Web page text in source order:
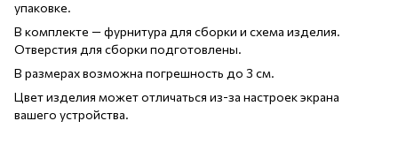
упаковке.
В комплекте — фурнитура для сборки и схема изделия.
Отверстия для сборки подготовлены.
В размерах возможна погрешность до 3 см.
Цвет изделия может отличаться из-за настроек экрана
вашего устройства.